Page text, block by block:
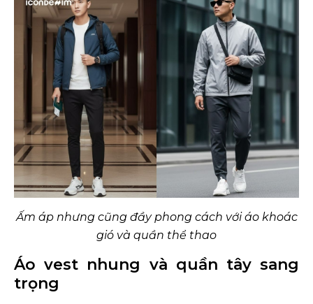
Ấm áp nhưng cũng đầy phong cách với áo khoác
gió và quần thể thao
Áo vest nhung và quần tây sang
trọng